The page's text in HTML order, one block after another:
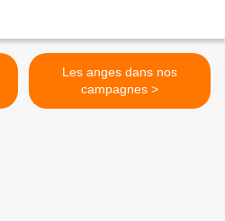
Les anges dans nos
campagnes >